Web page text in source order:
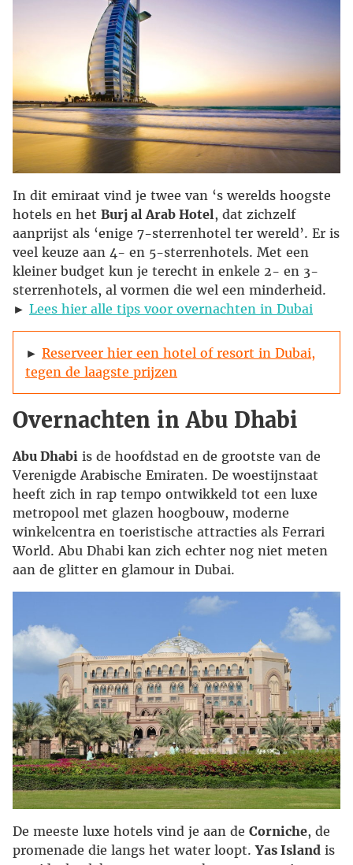
In dit emiraat vind je twee van ‘s werelds hoogste
hotels en het Burj al Arab Hotel, dat zichzelf
aanprijst als ‘enige 7-sterrenhotel ter wereld’. Er is
veel keuze aan 4- en 5-sterrenhotels. Met een
kleiner budget kun je terecht in enkele 2- en 3-
sterrenhotels, al vormen die wel een minderheid.
► Lees hier alle tips voor overnachten in Dubai
► Reserveer hier een hotel of resort in Dubai,
tegen de laagste prijzen
Overnachten in Abu Dhabi
Abu Dhabi is de hoofdstad en de grootste van de
Verenigde Arabische Emiraten. De woestijnstaat
heeft zich in rap tempo ontwikkeld tot een luxe
metropool met glazen hoogbouw, moderne
winkelcentra en toeristische attracties als Ferrari
World. Abu Dhabi kan zich echter nog niet meten
aan de glitter en glamour in Dubai.
De meeste luxe hotels vind je aan de Corniche, de
promenade die langs het water loopt.Yas Island is